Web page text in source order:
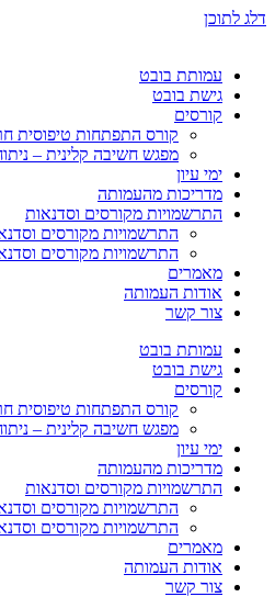
דלג לתוכן
עמותת בובט
גישת בובט
קורסים
קורס התפתחות טיפוסית
מפגש חשיבה קלינית –
ימי עיון
מדריכות מהעמותה
התרשמויות מקורסים וסדנאות
התרשמויות מקורסים
התרשמויות מקורסים
מאמרים
אודות העמותה
צור קשר
עמותת בובט
גישת בובט
קורסים
קורס התפתחות טיפוסית
מפגש חשיבה קלינית –
ימי עיון
מדריכות מהעמותה
התרשמויות מקורסים וסדנאות
התרשמויות מקורסים
התרשמויות מקורסים
מאמרים
אודות העמותה
צור קשר